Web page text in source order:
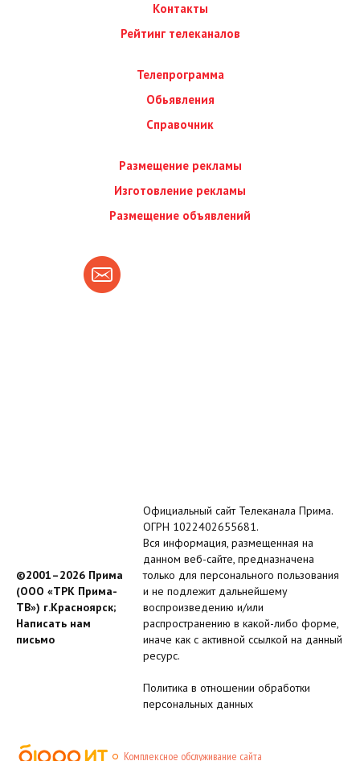
Контакты
Рейтинг телеканалов
Телепрограмма
Обьявления
Справочник
Размещение рекламы
Изготовление рекламы
Размещение объявлений
©2001–2026 Прима
(ООО «ТРК Прима-
ТВ») г.Красноярск;
Написать нам
письмо
Официальный сайт Телеканала Прима.
ОГРН 1022402655681.
Вся информация, размещенная на
данном веб-сайте, предназначена
только для персонального пользования
и не подлежит дальнейшему
воспроизведению и/или
распространению в какой-либо форме,
иначе как с активной ссылкой на данный
ресурс.
Политика в отношении обработки
персональных данных
Комплексное обслуживание сайта